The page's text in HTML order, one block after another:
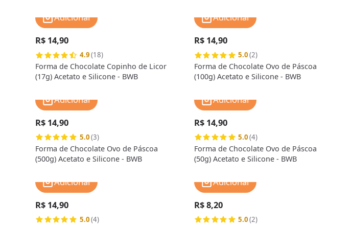
R$ 14,90
4.9(18)
Forma de Chocolate Copinho de Licor
(17g) Acetato e Silicone - BWB
Adicionar
R$ 14,90
5.0(2)
Forma de Chocolate Ovo de Páscoa
(100g) Acetato e Silicone - BWB
Adicionar
R$ 14,90
5.0(3)
Forma de Chocolate Ovo de Páscoa
(500g) Acetato e Silicone - BWB
Adicionar
R$ 14,90
5.0(4)
Forma de Chocolate Ovo de Páscoa
(50g) Acetato e Silicone - BWB
Adicionar
R$ 14,90
5.0(4)
Adicionar
R$ 8,20
5.0(2)
Adicionar